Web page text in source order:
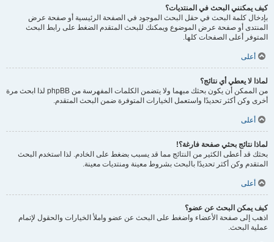
كيف يمكنني البحث في المنتديات؟
بإدخال كلمة البحث في حقل البحث الموجود في الصفحة الرئيسية أو صفحة عرض
المنتدى أو صفحة عرض الموضوع ويمكنك للبحث المتقدم الضغط على رابط البحث
المتوفر أعلى الصفحات كلها.
أعلى
لماذا لا يعطي أي نتائج؟
من الممكن أن يكون بحثك مبهما ولا يتضمن الكلمات المفهرسة من phpBB لذا ابحث مرة
أخرى وكن أكثر تحديدًا واستعمل الخيارات المتوفرة ضمن البحث المتقدم.
أعلى
لماذا نتائج بحثي صفحة فارغة؟!
بحثك قد أعطى الكثير من النتائج مما قد يسبب بضغط على الخادم. لذا استخدم البحث
المتقدم وكن أكثر تحديدًا بالبحث بشروط معينة ومنتديات معينة.
أعلى
كيف يمكن البحث عن عضو؟
اذهب إلى صفحة الأعضاء واضغط على البحث عن عضو واملأ الخيارات والحقول لإتمام
عملية البحث.